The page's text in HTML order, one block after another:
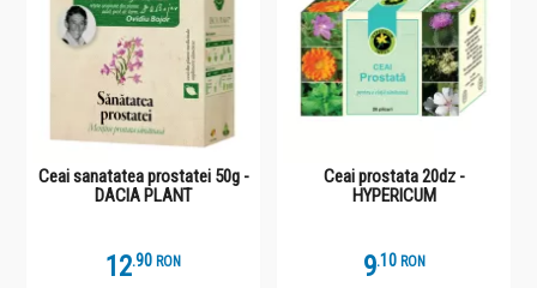
Ceai sanatatea prostatei 50g -
DACIA PLANT
12.9 RON
Ceai prostata 20dz -
HYPERICUM
9.1 RON